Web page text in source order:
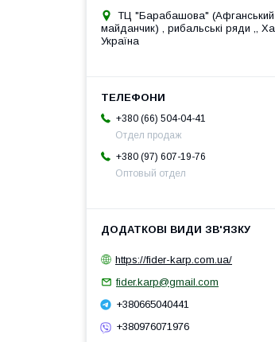
ТЦ "Барабашова" (Афганський
майданчик) , рибальські ряди ,,
Україна
+380 (66) 504-04-41
Отдел продаж
+380 (97) 607-19-76
Оптовый отдел
https://fider-karp.com.ua/
fider.karp@gmail.com
+380665040441
+380976071976